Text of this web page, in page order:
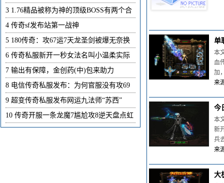
单
本
血
加
来
今
本
新
兵
来
大
3 1.76精品被称为神的顶级BOSS有两个合
4 传奇sf发布站第一战神
5 180传奇：攻67运7天龙圣剑被爆无奈换
6 传奇私服新开一秒女法名叫小温柔实际
7 输出有保障，金创药(中)包来助力
8 电信传奇私服发布：为何官服没有攻69
9 超变传奇私服发布网运九法师“苏西”
10 传奇开服一条龙魔7尴尬攻8逆天盘点虹